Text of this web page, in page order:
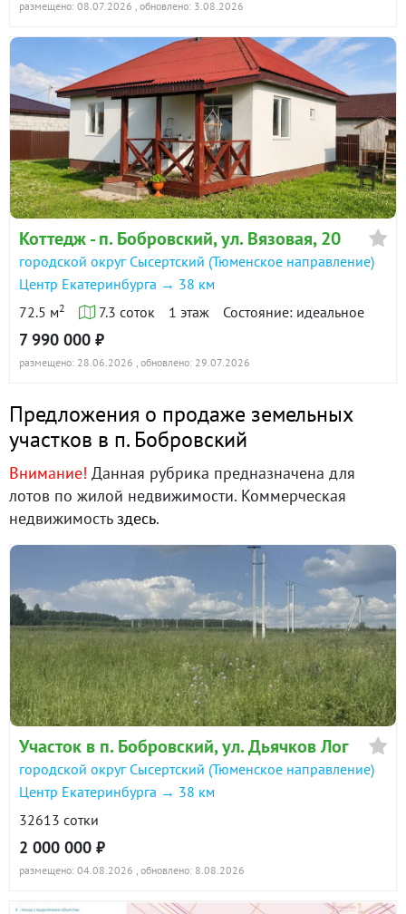
размещено: 08.07.2026 , обновлено: 3.08.2026
Коттедж - п. Бобровский, ул. Вязовая, 20
городской округ Сысертский (Тюменское направление)
Центр Екатеринбурга → 38 км
72.5 м2 7.3 соток 1 этаж Состояние: идеальное
7 990 000 ₽
размещено: 28.06.2026 , обновлено: 29.07.2026
Предложения о продаже земельных
участков в п. Бобровский
Внимание! Данная рубрика предназначена для
лотов по жилой недвижимости. Коммерческая
недвижимостьздесь.
Участок в п. Бобровский, ул. Дьячков Лог
городской округ Сысертский (Тюменское направление)
Центр Екатеринбурга → 38 км
32613 сотки
2 000 000 ₽
размещено: 04.08.2026 , обновлено: 8.08.2026